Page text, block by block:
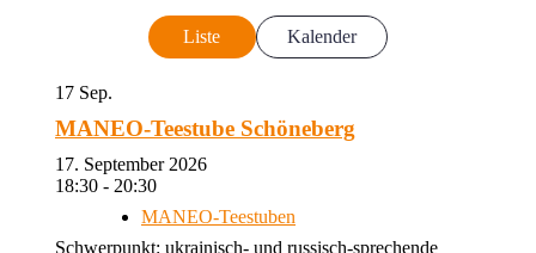
Liste Kalender
17 Sep.
MANEO-Teestube Schöneberg
17. September 2026
18:30 - 20:30
MANEO-Teestuben
Schwerpunkt: ukrainisch- und russisch-sprechende